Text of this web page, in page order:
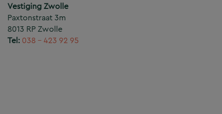
Vestiging Zwolle
Paxtonstraat 3m
8013 RP Zwolle
Tel: 038 – 423 92 95